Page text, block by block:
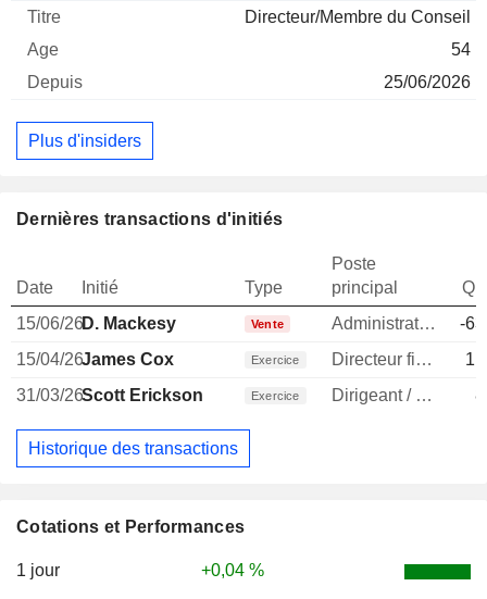
Cotations et Performances
1 jour +0,04 %
Directeur/Membre du Conseil
54
25/06/2026
Plus d'insiders
Dernières transactions d'initiés
Date Initié Type
Poste
principal
15/06/26D. Mackesy Vente Administrateur
-
15/04/26James Cox Exercice Directeur financier
31/03/26Scott Erickson Exercice Dirigeant / cadre principal
Historique des transactions